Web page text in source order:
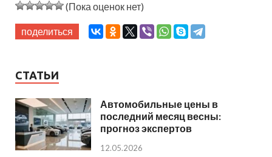
(Пока оценок нет)
поделиться
СТАТЬИ
Автомобильные цены в
последний месяц весны:
прогноз экспертов
12.05.2026